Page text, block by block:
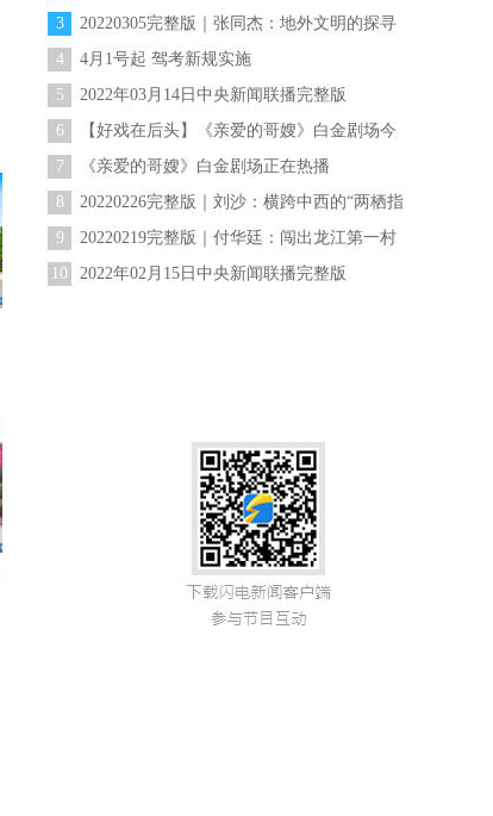
3
20220305完整版｜张同杰：地外文明的探寻
者
4
4月1号起 驾考新规实施
5
2022年03月14日中央新闻联播完整版
6
【好戏在后头】《亲爱的哥嫂》白金剧场今
晚开播
7
《亲爱的哥嫂》白金剧场正在热播
8
20220226完整版｜刘沙：横跨中西的“两栖指
挥”
9
20220219完整版｜付华廷：闯出龙江第一村
10
2022年02月15日中央新闻联播完整版